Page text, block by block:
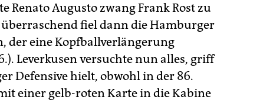
Augusto zwang Frank Rost zu
fiel dann die Hamburger
der eine Kopfballverlängerung
Leverkusen versuchte nun alles, griff
Defensive hielt, obwohl in der 86.
einer gelb-roten Karte in die Kabine